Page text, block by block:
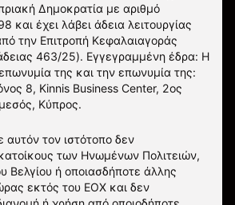
Δημοκρατία με αριθμό
και έχει λάβει άδεια λειτουργίας
την Επιτροπή Κεφαλαιαγοράς
463/25). Εγγεγραμμένη έδρα: Η
της και την επωνυμία της:
8, Kinnis Business Center, 2ος
Κύπρος.
αυτόν τον ιστότοπο δεν
των Ηνωμένων Πολιτειών,
Βελγίου ή οποιασδήποτε άλλης
εκτός του ΕΟΧ και δεν